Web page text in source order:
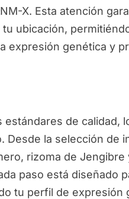
X. Esta atención
ubicación,
expresión genética y
de calidad,
Desde la selección de
rizoma de Jengibre
paso está diseñado
tu perfil de expresión